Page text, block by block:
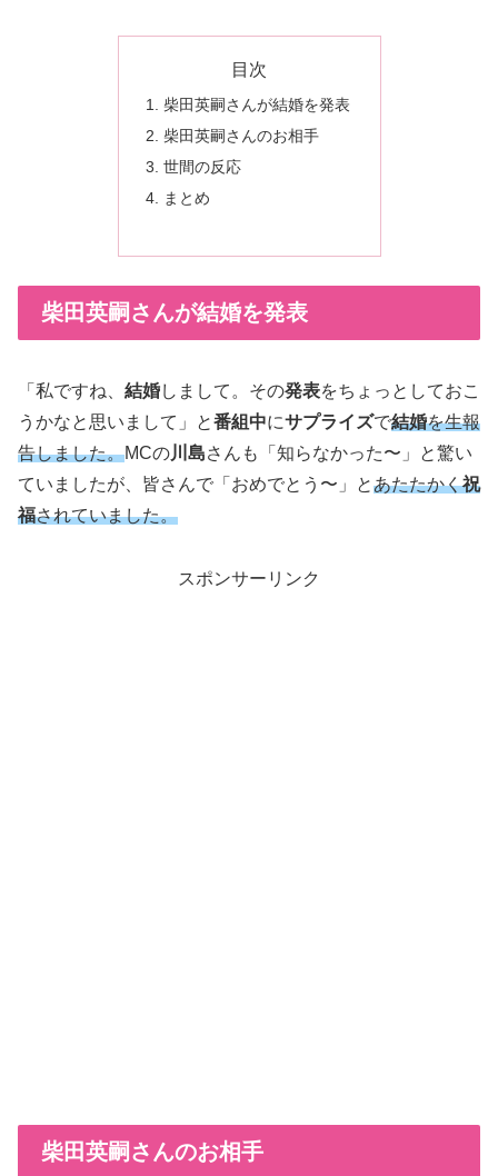
目次
柴田英嗣さんが結婚を発表
柴田英嗣さんのお相手
世間の反応
まとめ
柴田英嗣さんが結婚を発表
「私ですね、 結婚しまして。その発表をちょっとしておこ
うかなと思いまして」と番組中にサプライズで結婚を生報
告しました。MCの川島さんも「知らなかった〜」と驚い
ていましたが、皆さんで「おめでとう〜」とあたたかく祝
福されていました。
スポンサーリンク
柴田英嗣さんのお相手